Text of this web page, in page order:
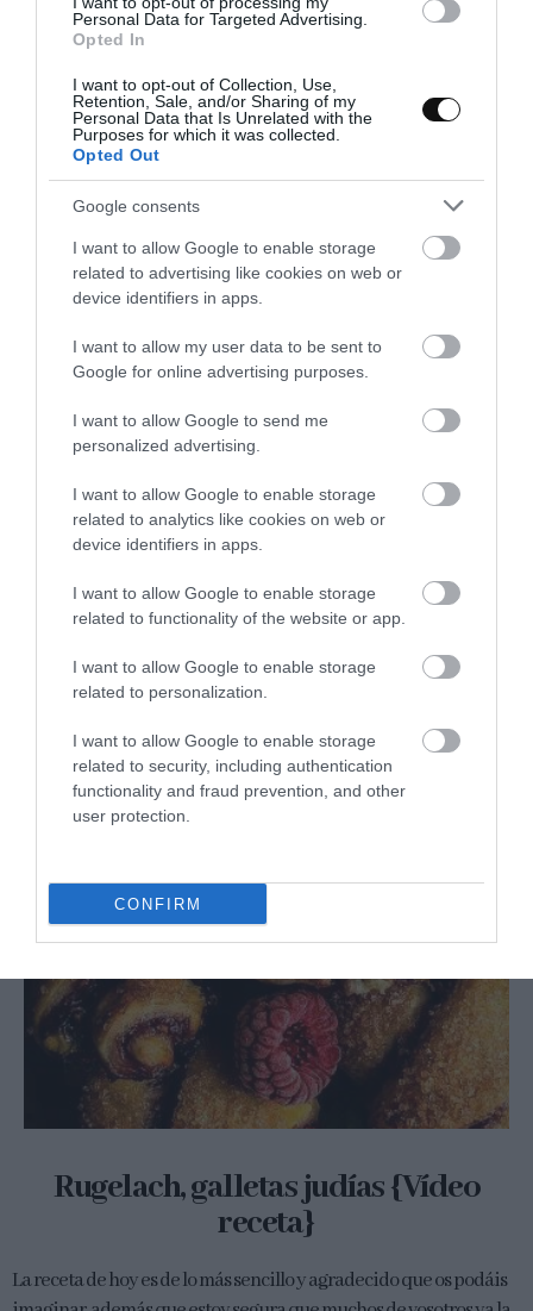
Personal Data for Targeted Advertising.
Opted In
I want to opt-out of Collection, Use,
Retention, Sale, and/or Sharing of my
Personal Data that Is Unrelated with the
Purposes for which it was collected.
Opted Out
Google consents
I want to allow Google to enable storage
related to advertising like cookies on web or
device identifiers in apps.
I want to allow my user data to be sent to
Google for online advertising purposes.
I want to allow Google to send me
personalized advertising.
I want to allow Google to enable storage
related to analytics like cookies on web or
device identifiers in apps.
I want to allow Google to enable storage
related to functionality of the website or app.
I want to allow Google to enable storage
related to personalization.
I want to allow Google to enable storage
related to security, including authentication
functionality and fraud prevention, and other
user protection.
CONFIRM
Tarta Jardín Japonés
Hoy es San Valentín, un día como otro cualquiera puesto que
debemos amarnos y desearnos todos los días del año. Pero puesto
que es un día de celebración, y ante...
Eva 14 febrero, 2018
Rugelach, galletas judías {Vídeo
receta}
La receta de hoy es de lo más sencillo y agradecido que os podáis